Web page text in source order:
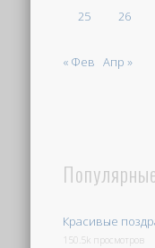
25
26
« Фев Апр »
Красивые
150.5k просмотров